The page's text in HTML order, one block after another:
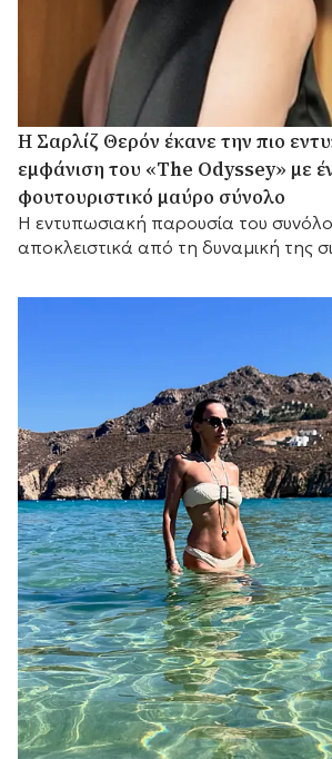
Η Σαρλίζ Θερόν έκανε την πιο
εμφάνιση του «The Odyssey» με
φουτουριστικό μαύρο σύνολο
Η εντυπωσιακή παρουσία του
αποκλειστικά από τη δυναμική της